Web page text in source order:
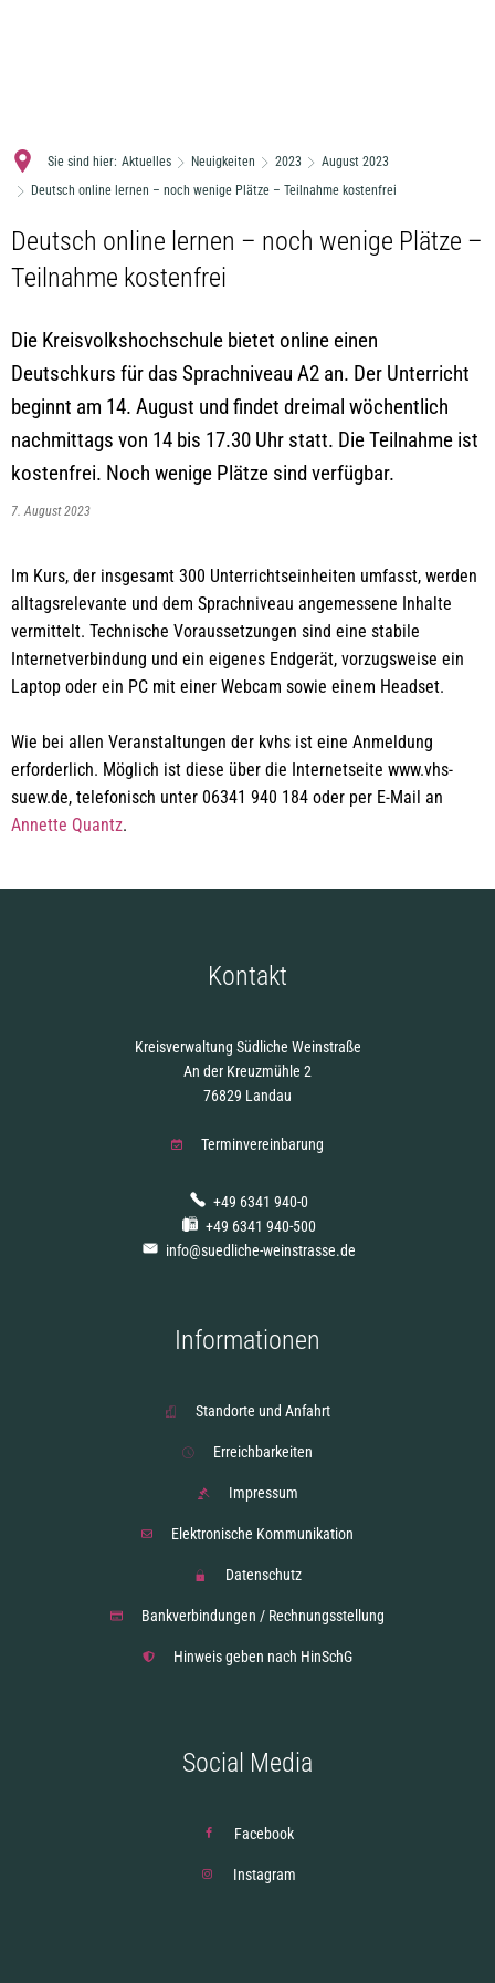
Sie sind hier: Aktuelles Neuigkeiten 2023
August 2023
Deutsch online lernen – noch wenige Plätze – Teilnahme kostenfrei
Deutsch online lernen – noch wenige Plätze –
Teilnahme kostenfrei
Die Kreisvolkshochschule bietet online einen
Deutschkurs für das Sprachniveau A2 an. Der Unterricht
beginnt am 14. August und findet dreimal wöchentlich
nachmittags von 14 bis 17.30 Uhr statt. Die Teilnahme ist
kostenfrei. Noch wenige Plätze sind verfügbar.
7. August 2023
Im Kurs, der insgesamt 300 Unterrichtseinheiten umfasst, werden
alltagsrelevante und dem Sprachniveau angemessene Inhalte
vermittelt. Technische Voraussetzungen sind eine stabile
Internetverbindung und ein eigenes Endgerät, vorzugsweise ein
Laptop oder ein PC mit einer Webcam sowie einem Headset.
Wie bei allen Veranstaltungen der kvhs ist eine Anmeldung
erforderlich. Möglich ist diese über die Internetseite www.vhs-
suew.de, telefonisch unter 06341 940 184 oder per E-Mail an
Annette Quantz.
Kontakt
Kreisverwaltung Südliche Weinstraße
An der Kreuzmühle 2
76829 Landau
Terminvereinbarung
+49 6341 940-0
+49 6341 940-500
info@suedliche-weinstrasse.de
Informationen
Standorte und Anfahrt
Erreichbarkeiten
Impressum
Elektronische Kommunikation
Datenschutz
Bankverbindungen / Rechnungsstellung
Hinweis geben nach HinSchG
Social Media
Facebook
Instagram